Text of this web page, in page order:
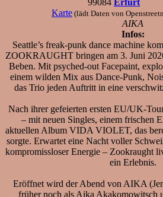
Karte (lädt Daten von
AIKA
Infos:
Seattle’s freak-punk dance machine
ZOOKRAUGHT bringen am 3. Juni
Beben. Mit psyched-out Facepaint,
einem wilden Mix aus Dance-Punk,
das Trio jeden Auftritt in eine
Nach ihrer gefeierten ersten EU/UK-
– mit neuen Singles, einem frischen
aktuellen Album VIDA VIOLET, das
sorgte. Erwartet eine Nacht voller
kompromissloser Energie – Zookraught
ein Erlebnis.
Eröffnet wird der Abend von AIKA
früher noch als Aika Akakomowitsch